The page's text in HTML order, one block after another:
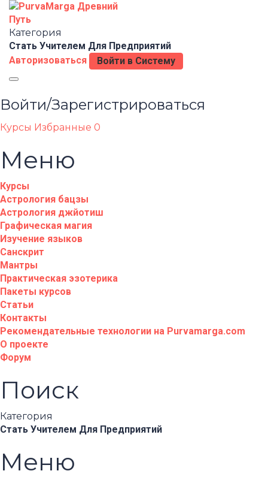
Категория
Стать Учителем Для Предприятий
Авторизоваться
Войти в Систему
Toggle
navigation
Войти/Зарегистрироваться
Курсы Избранные 0
Меню
Курсы
Астрология бацзы
Астрология джйотиш
Графическая магия
Изучение языков
Санскрит
Мантры
Практическая эзотерика
Пакеты курсов
Статьи
Контакты
Рекомендательные технологии на Purvamarga.com
О проекте
Форум
Поиск
Категория
Стать Учителем Для Предприятий
Меню